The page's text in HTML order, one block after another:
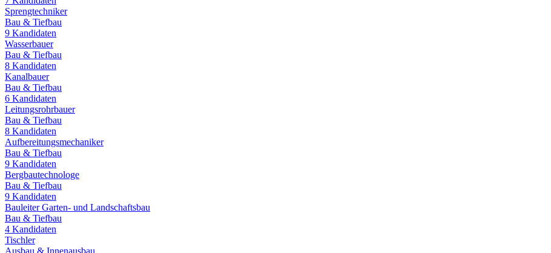
Sprengtechniker
Bau & Tiefbau
9 Kandidaten
Wasserbauer
Bau & Tiefbau
8 Kandidaten
Kanalbauer
Bau & Tiefbau
6 Kandidaten
Leitungsrohrbauer
Bau & Tiefbau
8 Kandidaten
Aufbereitungsmechaniker
Bau & Tiefbau
9 Kandidaten
Bergbautechnologe
Bau & Tiefbau
9 Kandidaten
Bauleiter Garten- und Landschaftsbau
Bau & Tiefbau
4 Kandidaten
Tischler
Ausbau & Innenausbau